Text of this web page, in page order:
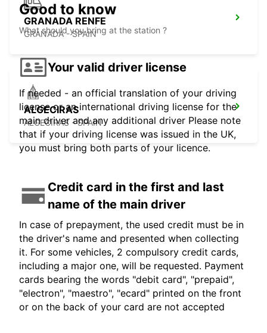
GRANADA RENFE
GRANADA - SPAIN
ALGECIRAS
ALGECIRAS - SPAIN
Good to know
What should you bring at the station ?
Your valid driver license
If needed - an official translation of your driving
license or an international driving license for the
main driver and any additional driver Please note
that if your driving license was issued in the UK,
you must bring both parts of your licence.
Credit card in the first and last
name of the main driver
In case of prepayment, the used credit must be in
the driver's name and presented when collecting
it. For some vehicles, 2 compulsory credit cards,
including a major one, will be requested. Payment
cards bearing the words "debit card", "prepaid",
"electron", "maestro", "ecard" printed on the front
or on the back of your card are not accepted